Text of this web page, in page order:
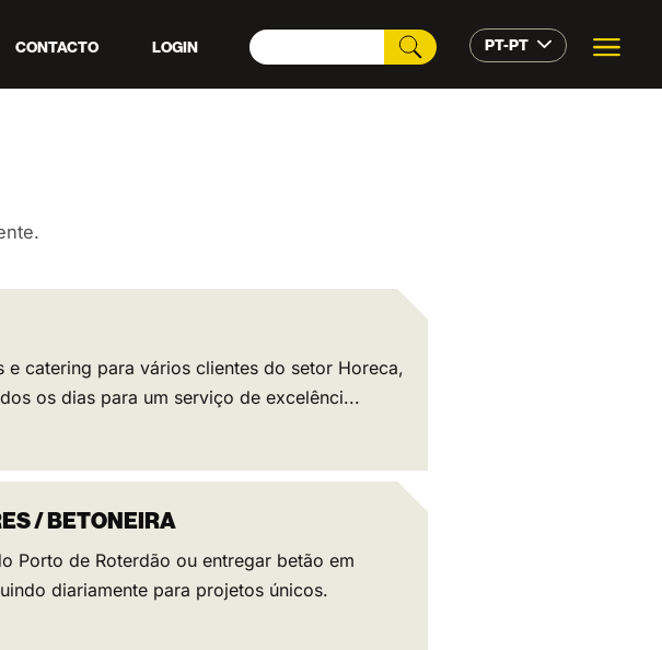
CONTACTO LOGIN PT-PT
catering para vários clientes do setor Horeca,
os dias para um serviço de excelênci...
/ BETONEIRA
Porto de Roterdão ou entregar betão em
diariamente para projetos únicos.